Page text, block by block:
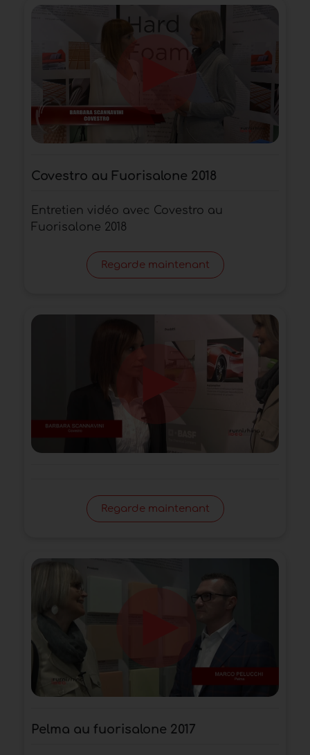
Covestro au Fuorisalone 2018
Entretien vidéo avec Covestro au
Fuorisalone 2018
Regarde maintenant
Regarde maintenant
Pelma au fuorisalone 2017